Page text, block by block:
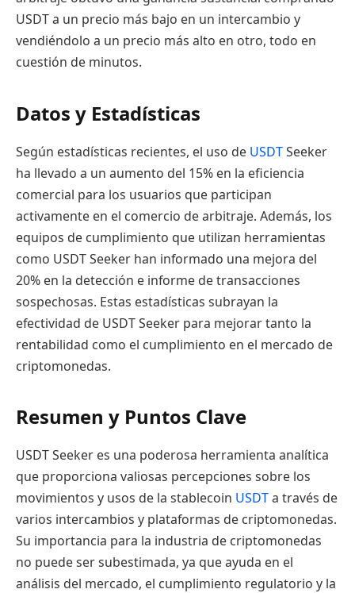
USDT a un precio más bajo en un intercambio y
vendiéndolo a un precio más alto en otro, todo en
cuestión de minutos.
Datos y Estadísticas
Según estadísticas recientes, el uso de USDTSeeker
ha llevado a un aumento del 15% en la eficiencia
comercial para los usuarios que participan
activamente en el comercio de arbitraje. Además, los
equipos de cumplimiento que utilizan herramientas
como USDT Seeker han informado una mejora del
20% en la detección e informe de transacciones
sospechosas. Estas estadísticas subrayan la
efectividad de USDT Seeker para mejorar tanto la
rentabilidad como el cumplimiento en el mercado de
criptomonedas.
Resumen y Puntos Clave
USDT Seeker es una poderosa herramienta analítica
que proporciona valiosas percepciones sobre los
movimientos y usos de la stablecoin USDTa través de
varios intercambios y plataformas de criptomonedas.
Su importancia para la industria de criptomonedas
no puede ser subestimada, ya que ayuda en el
análisis del mercado, el cumplimiento regulatorio y la